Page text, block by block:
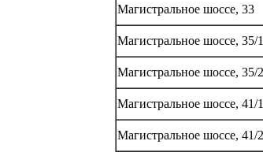
Магистральное шоссе, 33
Магистральное шоссе, 35/1
Магистральное шоссе, 35/2
Магистральное шоссе, 41/1
Магистральное шоссе, 41/2